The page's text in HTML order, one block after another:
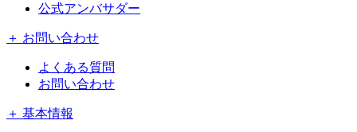
公式アンバサダー
＋ お問い合わせ
よくある質問
お問い合わせ
＋ 基本情報